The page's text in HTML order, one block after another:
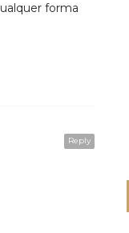
forma
Reply